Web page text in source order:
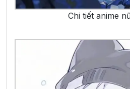
Chi tiết anime